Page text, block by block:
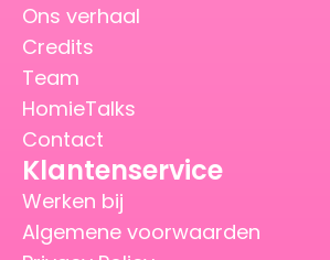
Ons verhaal
Credits
Team
HomieTalks
Contact
Klantenservice
Werken bij
Algemene voorwaarden